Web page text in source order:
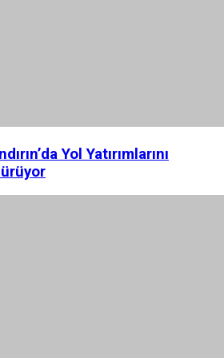
Yol Yatırımlarını